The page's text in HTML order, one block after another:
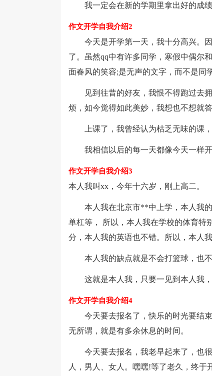
我一定会在新的学期里拿出好的成绩
作文开学自我介绍2
今天是开学第一天，我十分高兴。因
了。虽然qq中有许多同学，寒假中偶尔
面春风的笑容;是无声的文字，而不是同
见到往昔的好友，我恨不得跑过去拥
烦，如今觉得如此美妙，我想也不想就答
上课了，我曾经认为枯乏无味的课，
我相信以后的每一天都像今天一样开
作文开学自我介绍3
本人我叫xx，今年十六岁，刚上高二。
本人我在北京市**中上学，本人我的
单杠等， 所以，本人我在学校的体育特
分，本人我的英语也不错。所以，本人
本人我的缺点就是不会打篮球，也不
这就是本人我，只要一见到本人我，
作文开学自我介绍4
今天要去报名了，快乐的时光要结束
无所谓，就是有多余休息的时间。
今天要去报名，我老早起来了，也很
人，男人、女人。嘿嘿!等了老久，终于